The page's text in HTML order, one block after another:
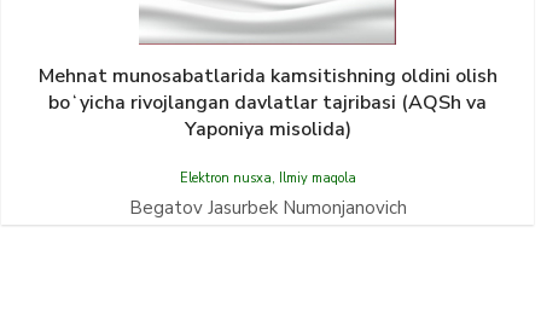
Mehnat munosabatlarida kamsitishning oldini olish
boʻyicha rivojlangan davlatlar tajribasi (AQSh va
Yaponiya misolida)
Elektron nusxa, Ilmiy maqola
Begatov Jasurbek Numonjanovich